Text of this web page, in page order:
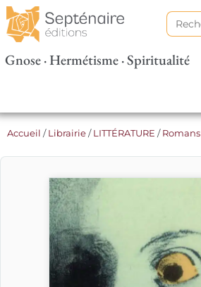
Search
for:
Gnose · Hermétisme · Spiritualité
Accueil /Librairie/LITTÉRATURE /Romans